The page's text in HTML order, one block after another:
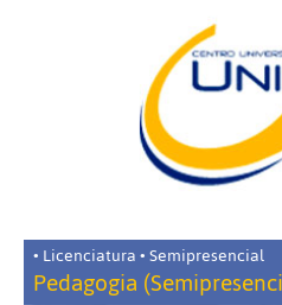
• Licenciatura • Semipresencial
Pedagogia